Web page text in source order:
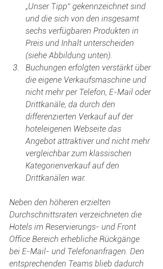
„Unser Tipp“ gekennzeichnet sind
und die sich von den insgesamt
sechs verfügbaren Produkten in
Preis und Inhalt unterscheiden
(siehe Abbildung unten).
Buchungen erfolgten verstärkt über
die eigene Verkaufsmaschine und
nicht mehr per Telefon, E-Mail oder
Drittkanäle, da durch den
differenzierten Verkauf auf der
hoteleigenen Webseite das
Angebot attraktiver und nicht mehr
vergleichbar zum klassischen
Kategorienverkauf auf den
Drittkanälen war.
Neben den höheren erzielten
Durchschnittsraten verzeichneten die
Hotels im Reservierungs- und Front
Office Bereich erhebliche Rückgänge
bei E-Mail- und Telefonanfragen. Den
entsprechenden Teams blieb dadurch